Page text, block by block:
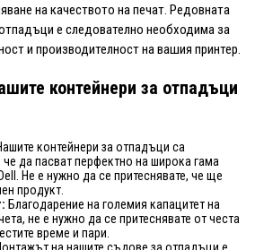
на качеството на печат. Редовната
е следователно необходима за
и производителност на вашия принтер.
контейнери за отпадъци
контейнери за отпадъци са
че да пасват перфектно на широка гама
Не е нужно да се притеснявате, че ще
продукт.
Благодарение на големия капацитет на
не е нужно да се притеснявате от честа
време и пари.